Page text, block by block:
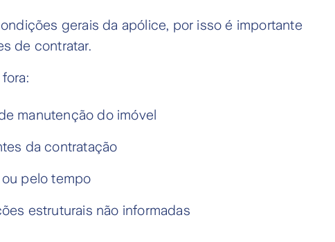
gerais da apólice, por isso é importante
de contratar.
manutenção do imóvel
da contratação
pelo tempo
estruturais não informadas